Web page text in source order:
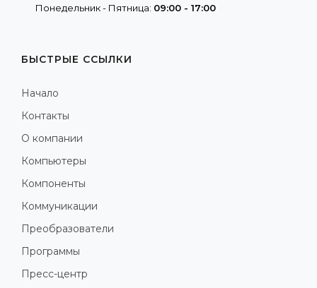
Понедельник - Пятница: 09:00 - 17:00
БЫСТРЫЕ ССЫЛКИ
Начало
Контакты
О компании
Компьютеры
Компоненты
Коммуникации
Преобразователи
Программы
Пресс-центр